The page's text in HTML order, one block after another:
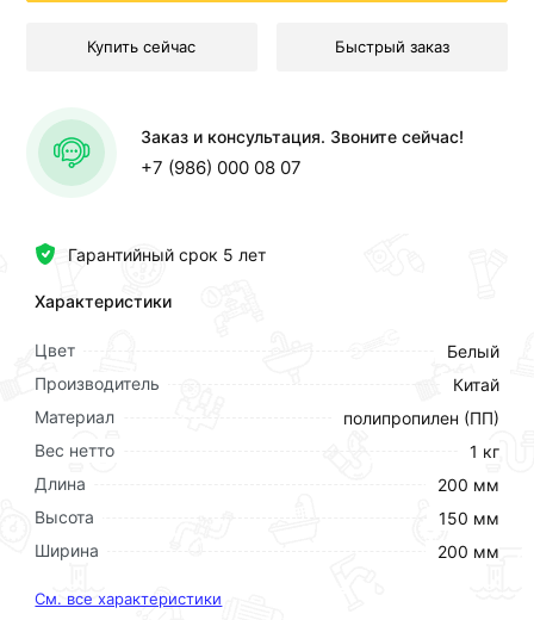
Гарантийный срок 5 лет
Характеристики
Цвет
Белый
Производитель
Китай
Материал
полипропилен (ПП)
Вес нетто
1 кг
Длина
200 мм
Высота
150 мм
Ширина
200 мм
См. все характеристики
Купить сейчас Быстрый заказ
Заказ и консультация. Звоните сейчас!
+7 (986) 000 08 07